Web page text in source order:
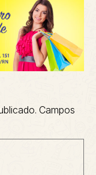
Campos